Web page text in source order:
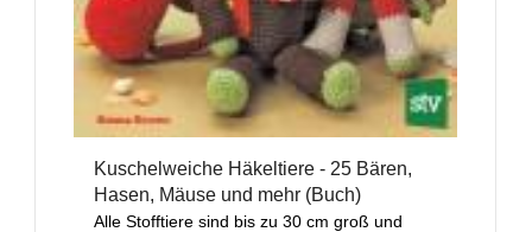
Kuschelweiche Häkeltiere - 25 Bären,
Hasen, Mäuse und mehr (Buch)
Alle Stofftiere sind bis zu 30 cm groß und